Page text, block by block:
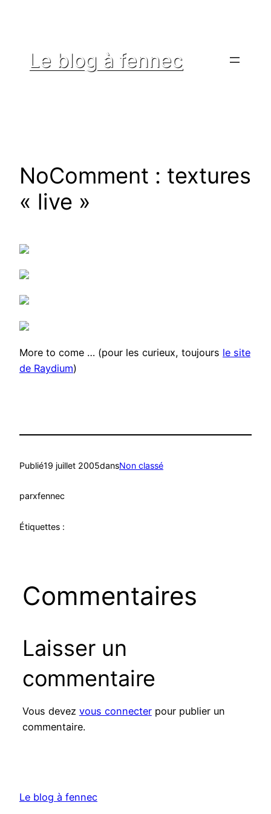
Le blog à fennec
NoComment : textures
« live »
More to come … (pour les curieux, toujours le site
de Raydium)
Publié19 juillet 2005dansNon classé
parxfennec
Étiquettes :
Commentaires
Laisser un
commentaire
Vous devez vous connecterpour publier un
commentaire.
Le blog à fennec